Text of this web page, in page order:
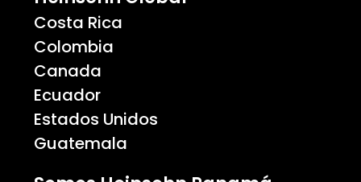
Costa Rica
Colombia
Canada
Ecuador
Estados Unidos
Guatemala